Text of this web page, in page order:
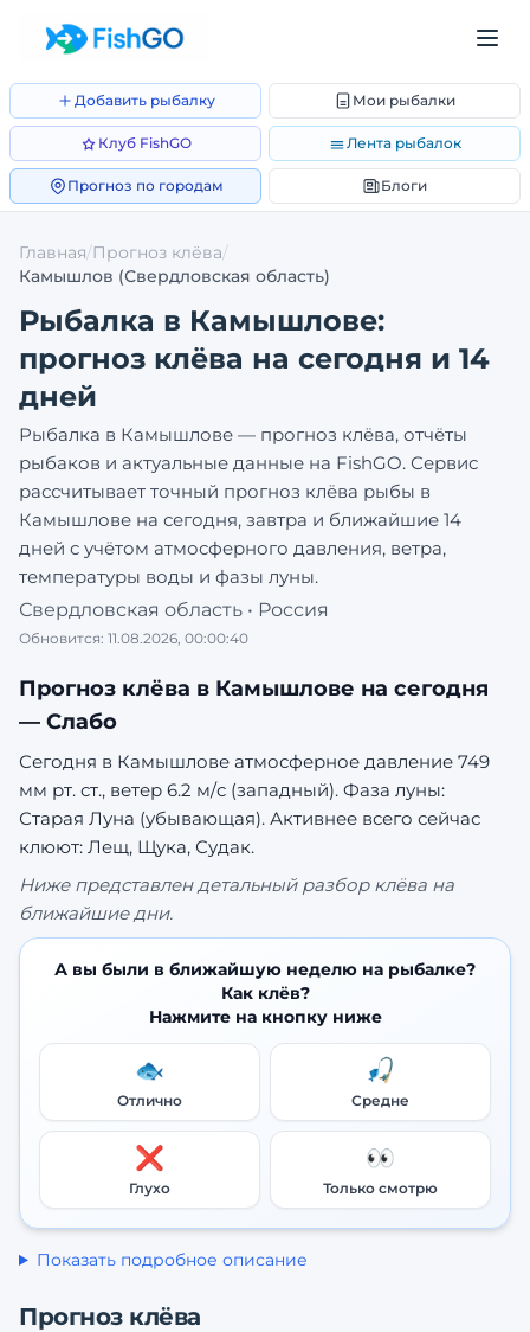
Добавить рыбалку Мои рыбалки
Клуб FishGO Лента рыбалок
Прогноз по городам Блоги
Главная/Прогноз клёва/
Камышлов (Свердловская область)
Рыбалка в Камышлове:
прогноз клёва на сегодня и 14
дней
Рыбалка в Камышлове — прогноз клёва, отчёты
рыбаков и актуальные данные на FishGO. Сервис
рассчитывает точный прогноз клёва рыбы в
Камышлове на сегодня, завтра и ближайшие 14
дней с учётом атмосферного давления, ветра,
температуры воды и фазы луны.
Свердловская область • Россия
Обновится: 11.08.2026, 00:00:40
Прогноз клёва в Камышлове на сегодня
— Слабо
Сегодня в Камышлове атмосферное давление 749
мм рт. ст., ветер 6.2 м/с (западный). Фаза луны:
Старая Луна (убывающая). Активнее всего сейчас
клюют: Лещ, Щука, Судак.
Ниже представлен детальный разбор клёва на
ближайшие дни.
А вы были в ближайшую неделю на рыбалке?
Как клёв?
Нажмите на кнопку ниже
🐟
Отлично
🎣
Средне
❌
Глухо
👀
Только смотрю
Показать подробное описание
Прогноз клёва